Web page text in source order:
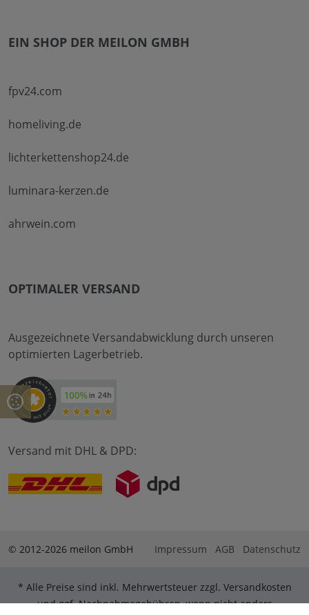
EIN SHOP DER MEILON GMBH
fpv24.com
homeliving.de
lichterkettenshop24.de
luminara-kerzen.de
ahrwein.com
OPTIMALER VERSAND
Ausgezeichnete Versandabwicklung durch unseren
optimierten Lagerbetrieb.
Versand mit DHL & DPD:
© 2012-2026 meilon GmbH Impressum AGB Datenschutz
* Alle Preise sind inkl. Mehrwertsteuer zzgl. Versandkosten
und ggf. Nachnahmegebühren, wenn nicht anders